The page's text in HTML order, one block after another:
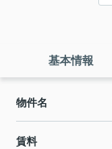
基本情報
物件名
賃料